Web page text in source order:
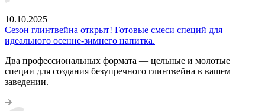
10.10.2025
Сезон глинтвейна открыт! Готовые смеси специй для
идеального осенне-зимнего напитка.
Два профессиональных формата — цельные и молотые
специи для создания безупречного глинтвейна в вашем
заведении.